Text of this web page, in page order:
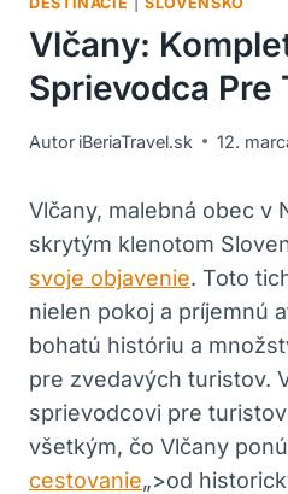
Vlčany:
Sprievodca Pre
Autor iBeriaTravel.sk 12.
Vlčany, malebná obec‌ v
skrytým ​klenotom
svoje objavenie. Toto⁤
nielen pokoj a príjemnú
bohatú⁢ históriu a
pre zvedavých⁤ turistov.
sprievodcovi pre
všetkým, čo Vlčany
cestovanie„>od